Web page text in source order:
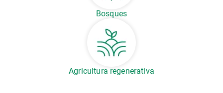
Bosques
Agricultura regenerativa